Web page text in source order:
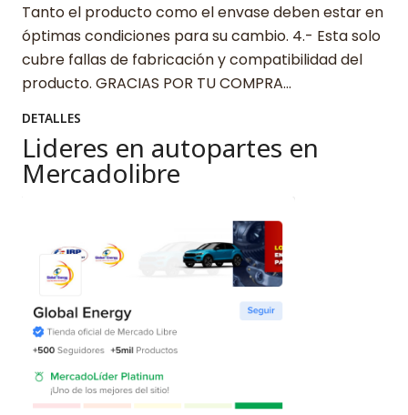
Tanto el producto como el envase deben estar en
óptimas condiciones para su cambio. 4.- Esta solo
cubre fallas de fabricación y compatibilidad del
producto. GRACIAS POR TU COMPRA…
DETALLES
Lideres en autopartes en
Mercadolibre